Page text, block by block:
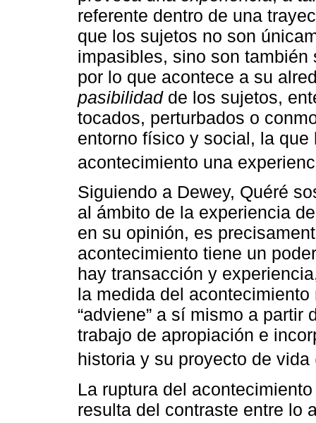
referente dentro de una
que los sujetos no son
impasibles, sino son
por lo que acontece a su
pasibilidadde los sujetos,
tocados, perturbados o
entorno físico y social, la
acontecimiento una
Siguiendo a Dewey, Quéré
al ámbito de la experiencia
en su opinión, es
acontecimiento tiene un
hay transacción y
la medida del
“adviene” a sí mismo a
trabajo de apropiación e
historia y su proyecto de vida
La ruptura del
resulta del contraste entre lo